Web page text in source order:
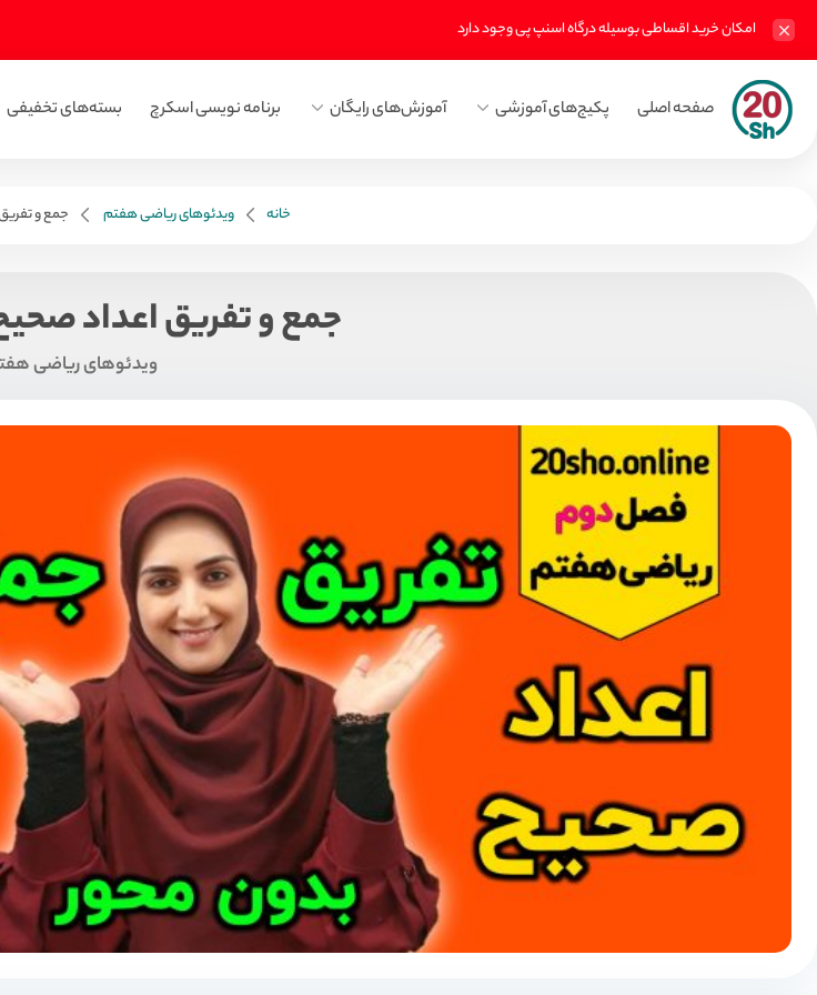
امکان خرید اقساطی بوسیله درگاه اسنپ پی وجود دارد
صفحه اصلی پکیج‌های آموزشی آموزش‌های رایگان برنامه نویسی اسکرچ بسته‌های تخفیفی
خانه ویدئوهای ریاضی هفتم جمع و
جمع و تفریق اعداد
ویدئوهای ریاضی